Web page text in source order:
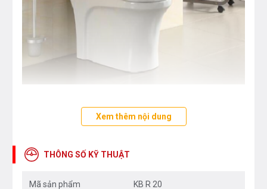
Đặc điểm nổi bật :
Chất liệu Ceramic cao cấp, phủ Nano (hoàn toàn không
Xem thêm nội dung
THÔNG SỐ KỸ THUẬT
Mã sản phẩm KB R 20